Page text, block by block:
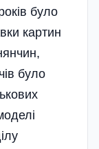
було
картин
було